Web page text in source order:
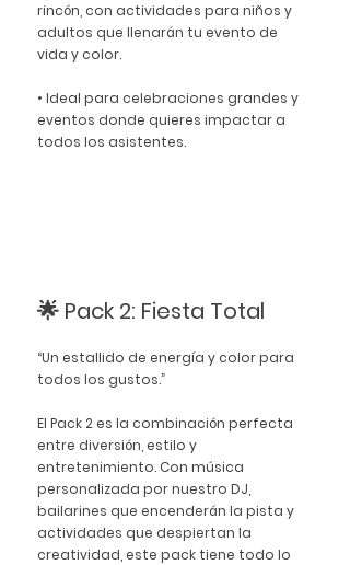
rincón, con actividades para niños y
adultos que llenarán tu evento de
vida y color.
• Ideal para celebraciones grandes y
eventos donde quieres impactar a
todos los asistentes.
🌟 Pack 2: Fiesta Total
“Un estallido de energía y color para
todos los gustos.”
El Pack 2 es la combinación perfecta
entre diversión, estilo y
entretenimiento. Con música
personalizada por nuestro DJ,
bailarines que encenderán la pista y
actividades que despiertan la
creatividad, este pack tiene todo lo